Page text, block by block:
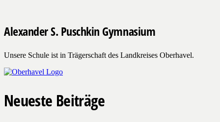
Alexander S. Puschkin Gymnasium
Unsere Schule ist in Trägerschaft des Landkreises Oberhavel.
Neueste Beiträge